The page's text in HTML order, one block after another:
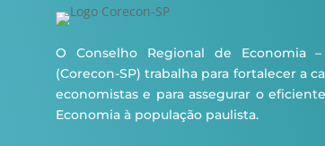
O Conselho Regional de Economia –
(Corecon-SP) trabalha para fortalecer a
economistas e para assegurar o
Economia à população paulista.